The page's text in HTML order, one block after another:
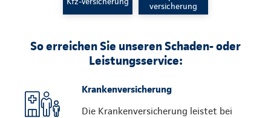
versicherung
So erreichen Sie unseren Schaden- oder
Leistungsservice:
Krankenversicherung
Die Krankenversicherung leistet bei